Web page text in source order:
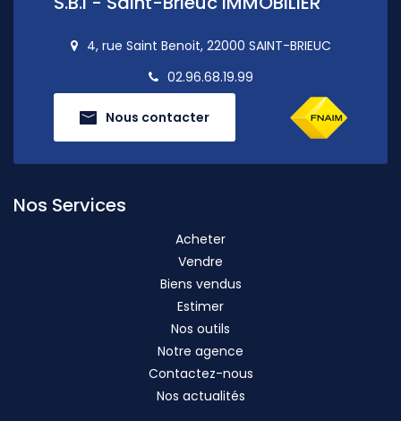
4, rue Saint Benoit, 22000 SAINT-BRIEUC
02.96.68.19.99
Nous contacter
Nos Services
Acheter
Vendre
Biens vendus
Estimer
Nos outils
Notre agence
Contactez-nous
Nos actualités